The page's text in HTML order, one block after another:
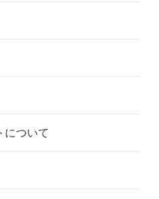
について